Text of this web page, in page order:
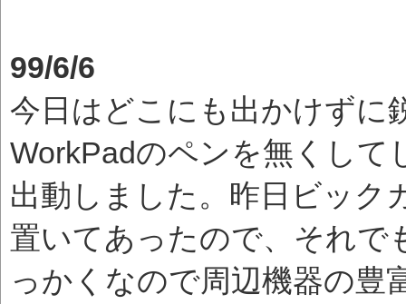
99/6/6
今日はどこにも出かけずに
WorkPadのペンを無くして
出動しました。昨日ビック
置いてあったので、それで
っかくなので周辺機器の豊